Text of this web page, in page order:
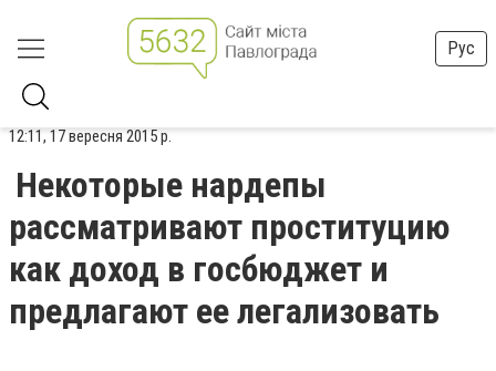
Рус
12:11, 17 вересня 2015 р.
Некоторые нардепы
рассматривают проституцию
как доход в госбюджет и
предлагают ее легализовать